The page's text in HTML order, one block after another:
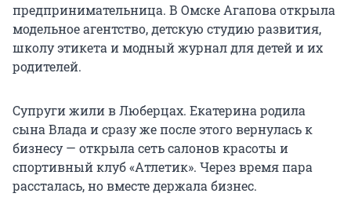
предпринимательница. В Омске Агапова открыла
модельное агентство, детскую студию развития,
школу этикета и модный журнал для детей и их
родителей.
Супруги жили в Люберцах. Екатерина родила
сына Влада и сразу же после этого вернулась к
бизнесу — открыла сеть салонов красоты и
спортивный клуб «Атлетик». Через время пара
рассталась, но вместе держала бизнес.